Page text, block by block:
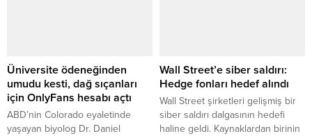
tarafından ...
Üniversite ödeneğinden
umudu kesti, dağ sıçanları
için OnlyFans hesabı açtı
ABD’nin Colorado eyaletinde
yaşayan biyolog Dr. Daniel
Wall Street’e siber saldırı:
Hedge fonları hedef alındı
Wall Street şirketleri gelişmiş bir
siber saldırı dalgasının hedefi
haline geldi. Kaynaklardan birinin